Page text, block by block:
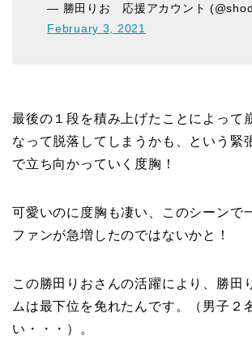
— 勝田りお 応援アカウント
February 3, 2021
最後の１段を積み上げたことによって
なって脱落してしまうかも、という緊
で立ち向かっていく度胸！
可愛いのに度胸も凄い、このシーンで
ファンが急増したのではないかと！
この勝田りおさんの活躍により、勝田
ムは最下位を免れたんです。（男子２
い・・・）。